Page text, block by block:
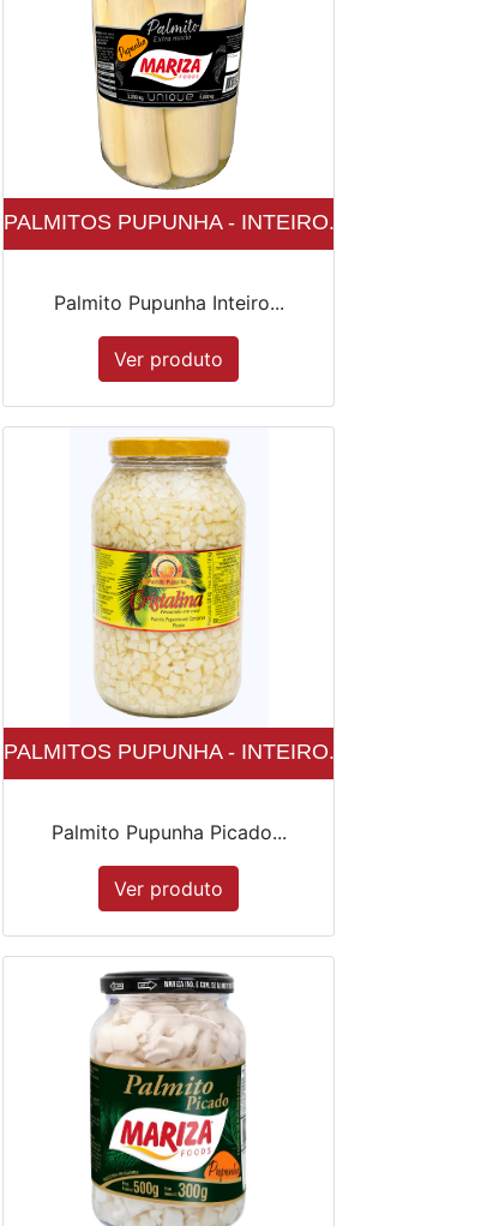
PALMITOS PUPUNHA - INTEIRO...
Palmito Pupunha Inteiro...
Ver produto
PALMITOS PUPUNHA - INTEIRO...
Palmito Pupunha Picado...
Ver produto